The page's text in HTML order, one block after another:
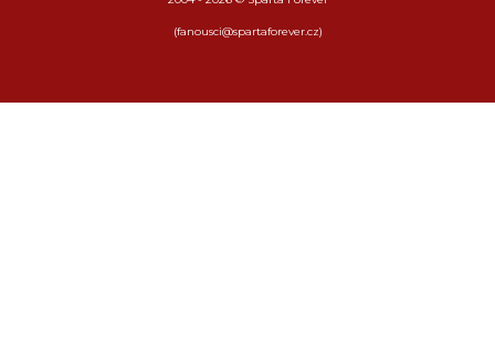
(fanousci@spartaforever.cz)